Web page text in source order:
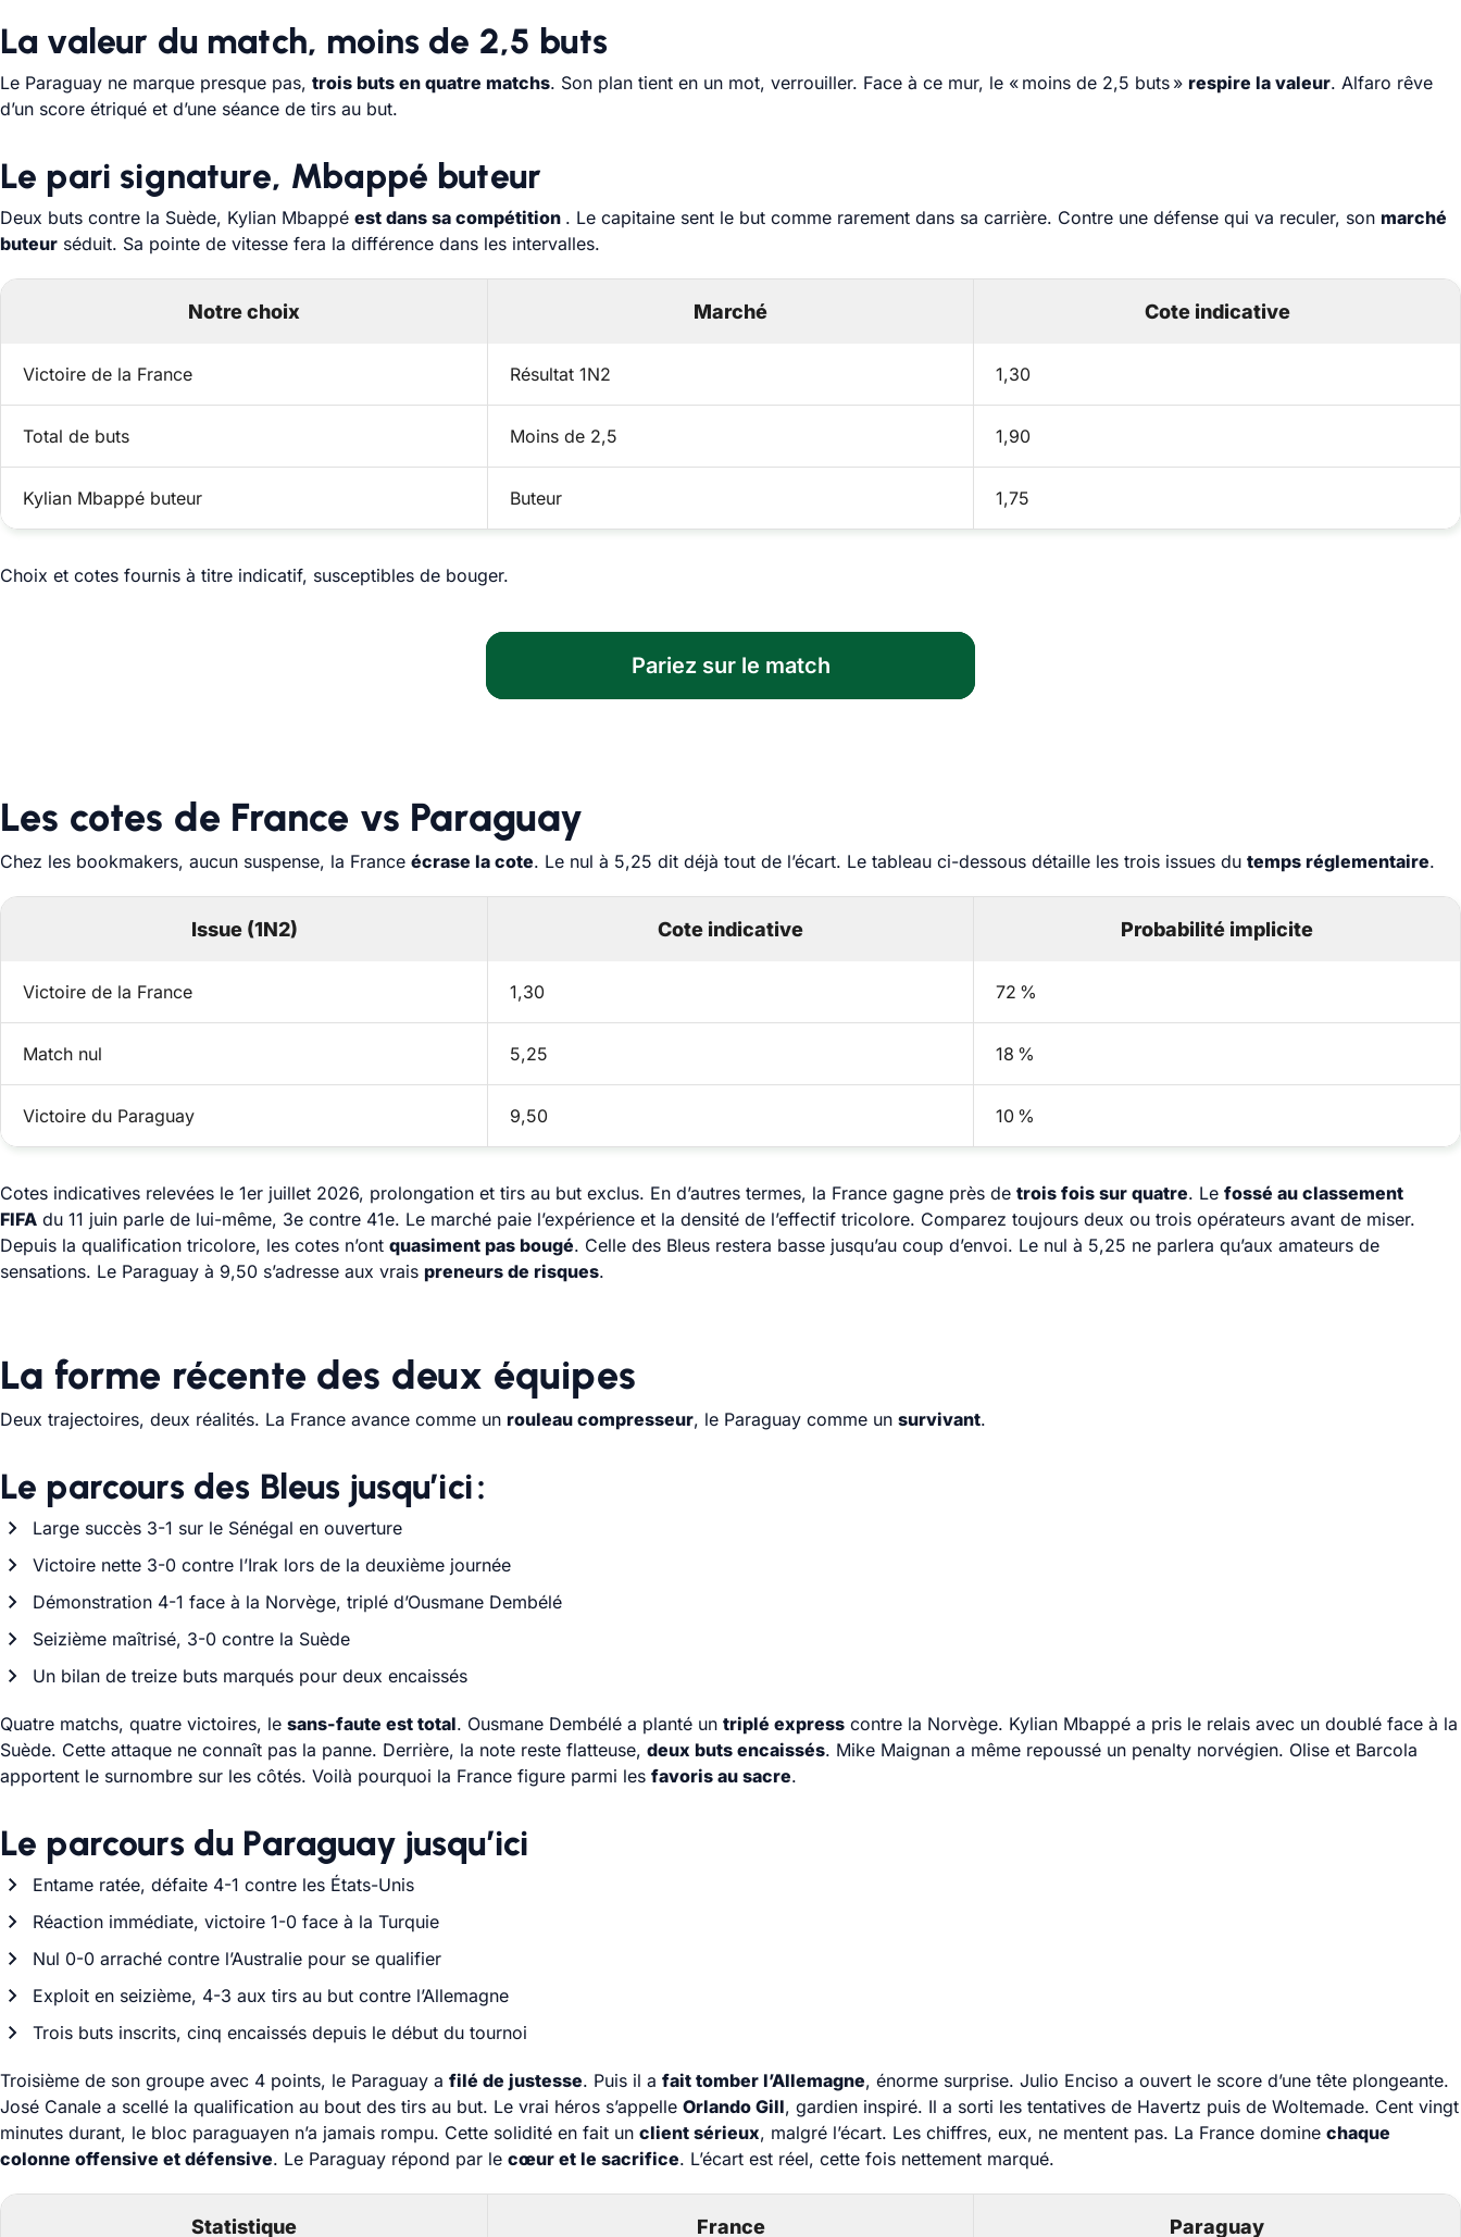
La valeur du match, moins de 2,5 buts
Le Paraguay ne marque presque pas, trois buts en quatre matchs. Son plan tient en un mot, verrouiller. Face à ce mur, le « moins de 2,5 buts » respire la valeur. Alfaro rêve
d’un score étriqué et d’une séance de tirs au but.
Le pari signature, Mbappé buteur
Deux buts contre la Suède, Kylian Mbappé est dans sa compétition . Le capitaine sent le but comme rarement dans sa carrière. Contre une défense qui va reculer, son marché
buteur séduit. Sa pointe de vitesse fera la différence dans les intervalles.
Notre choix Marché Cote indicative
Victoire de la France Résultat 1N2 1,30
Total de buts Moins de 2,5 1,90
Kylian Mbappé buteur Buteur 1,75
Choix et cotes fournis à titre indicatif, susceptibles de bouger.
Pariez sur le match
Les cotes de France vs Paraguay
Chez les bookmakers, aucun suspense, la France écrase la cote. Le nul à 5,25 dit déjà tout de l’écart. Le tableau ci-dessous détaille les trois issues du temps réglementaire.
Issue (1N2) Cote indicative Probabilité implicite
Victoire de la France 1,30 72 %
Match nul 5,25 18 %
Victoire du Paraguay 9,50 10 %
Cotes indicatives relevées le 1er juillet 2026, prolongation et tirs au but exclus. En d’autres termes, la France gagne près de trois fois sur quatre. Le fossé au classement
FIFA du 11 juin parle de lui-même, 3e contre 41e. Le marché paie l’expérience et la densité de l’effectif tricolore. Comparez toujours deux ou trois opérateurs avant de miser.
Depuis la qualification tricolore, les cotes n’ont quasiment pas bougé. Celle des Bleus restera basse jusqu’au coup d’envoi. Le nul à 5,25 ne parlera qu’aux amateurs de
sensations. Le Paraguay à 9,50 s’adresse aux vrais preneurs de risques.
La forme récente des deux équipes
Deux trajectoires, deux réalités. La France avance comme un rouleau compresseur, le Paraguay comme un survivant.
Le parcours des Bleus jusqu’ici :
Large succès 3-1 sur le Sénégal en ouverture
Victoire nette 3-0 contre l’Irak lors de la deuxième journée
Démonstration 4-1 face à la Norvège, triplé d’Ousmane Dembélé
Seizième maîtrisé, 3-0 contre la Suède
Un bilan de treize buts marqués pour deux encaissés
Quatre matchs, quatre victoires, le sans-faute est total. Ousmane Dembélé a planté un triplé express contre la Norvège. Kylian Mbappé a pris le relais avec un doublé face à la
Suède. Cette attaque ne connaît pas la panne. Derrière, la note reste flatteuse, deux buts encaissés. Mike Maignan a même repoussé un penalty norvégien. Olise et Barcola
apportent le surnombre sur les côtés. Voilà pourquoi la France figure parmi les favoris au sacre.
Le parcours du Paraguay jusqu’ici
Entame ratée, défaite 4-1 contre les États-Unis
Réaction immédiate, victoire 1-0 face à la Turquie
Nul 0-0 arraché contre l’Australie pour se qualifier
Exploit en seizième, 4-3 aux tirs au but contre l’Allemagne
Trois buts inscrits, cinq encaissés depuis le début du tournoi
Troisième de son groupe avec 4 points, le Paraguay a filé de justesse. Puis il a fait tomber l’Allemagne, énorme surprise. Julio Enciso a ouvert le score d’une tête plongeante.
José Canale a scellé la qualification au bout des tirs au but. Le vrai héros s’appelle Orlando Gill, gardien inspiré. Il a sorti les tentatives de Havertz puis de Woltemade. Cent vingt
minutes durant, le bloc paraguayen n’a jamais rompu. Cette solidité en fait un client sérieux, malgré l’écart. Les chiffres, eux, ne mentent pas. La France domine chaque
colonne offensive et défensive. Le Paraguay répond par le cœur et le sacrifice. L’écart est réel, cette fois nettement marqué.
Statistique France Paraguay